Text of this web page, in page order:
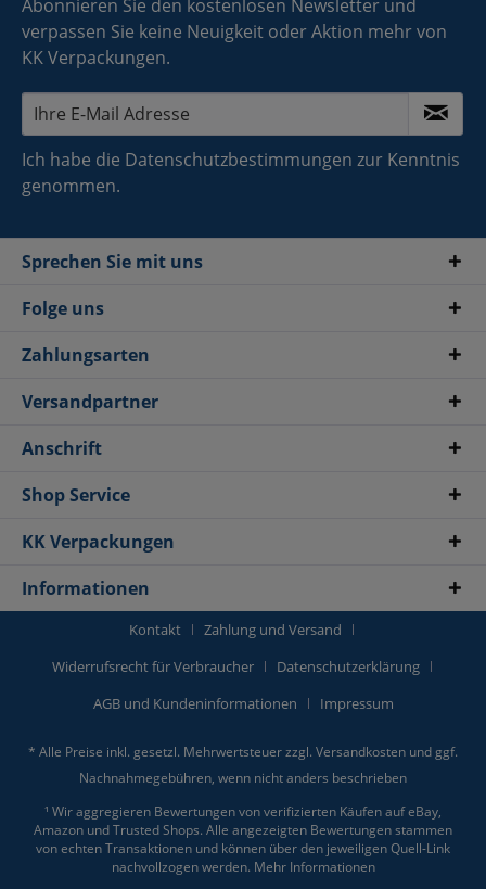
Abonnieren Sie den kostenlosen Newsletter und
verpassen Sie keine Neuigkeit oder Aktion mehr von
KK Verpackungen.
Ich habe die Datenschutzbestimmungen zur Kenntnis
genommen.
Sprechen Sie mit uns
Folge uns
Zahlungsarten
Versandpartner
Anschrift
Shop Service
KK Verpackungen
Informationen
Kontakt
Zahlung und Versand
Widerrufsrecht für Verbraucher
Datenschutzerklärung
AGB und Kundeninformationen
Impressum
* Alle Preise inkl. gesetzl. Mehrwertsteuer zzgl. Versandkosten und ggf.
Nachnahmegebühren, wenn nicht anders beschrieben
¹ Wir aggregieren Bewertungen von verifizierten Käufen auf eBay,
Amazon und Trusted Shops. Alle angezeigten Bewertungen stammen
von echten Transaktionen und können über den jeweiligen Quell-Link
nachvollzogen werden. Mehr Informationen